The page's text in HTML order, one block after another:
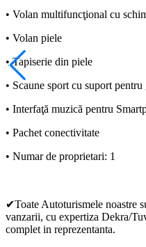
• Volan multifuncţional cu
• Volan piele
• Tapiserie din piele
• Scaune sport cu suport
• Interfaţă muzică pentru
• Pachet conectivitate
• Numar de proprietari: 1
✔Toate Autoturismele noastre
vanzarii, cu expertiza Dekra/
complet in reprezentanta.